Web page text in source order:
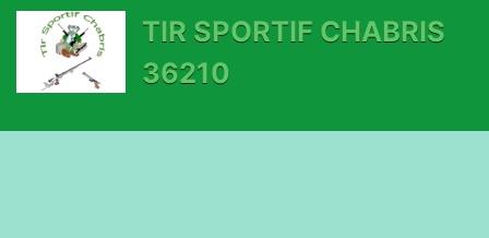
TIR SPORTIF CHABRIS
36210